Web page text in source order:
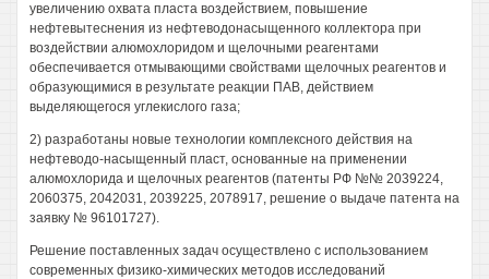
увеличению охвата пласта воздействием, повышение
нефтевытеснения из нефтеводонасыщенного коллектора при
воздействии алюмохлоридом и щелочными реагентами
обеспечивается отмывающими свойствами щелочных реагентов и
образующимися в результате реакции ПАВ, действием
выделяющегося углекислого газа;
2) разработаны новые технологии комплексного действия на
нефтеводо-насыщенный пласт, основанные на применении
алюмохлорида и щелочных реагентов (патенты РФ №№ 2039224,
2060375, 2042031, 2039225, 2078917, решение о выдаче патента на
заявку № 96101727).
Решение поставленных задач осуществлено с использованием
современных физико-химических методов исследований